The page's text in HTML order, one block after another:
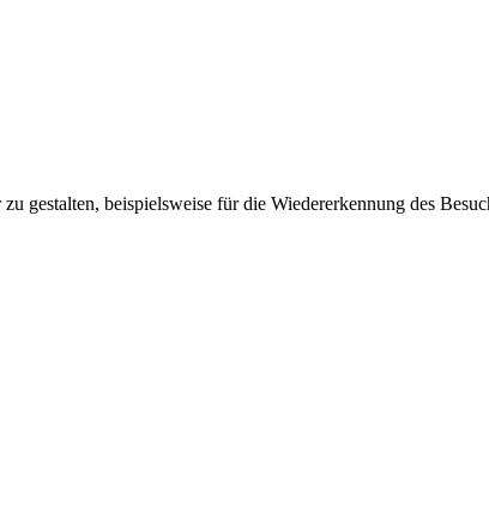
gestalten, beispielsweise für die Wiedererkennung des